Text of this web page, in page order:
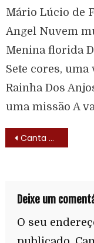
Mário Lúcio de
Angel Nuvem
Menina florida
Sete cores,
Rainha Dos
uma missão A
Canta Conto (1987)
Deixe um
O seu